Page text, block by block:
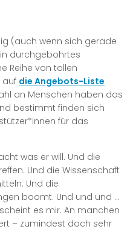
(auch wenn sich gerade
durchgebohrtes
Reihe von tollen
auf die Angebots-Liste
an Menschen haben das
bestimmt finden sich
für das
was er will. Und die
Und die Wissenschaft
Und die
boomt. Und und und …
es mir. An manchen
– zumindest doch sehr